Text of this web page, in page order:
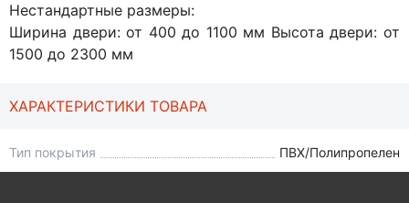
Нестандартные размеры:
Ширина двери: от 400 до 1100 мм Высота двери: от
1500 до 2300 мм
ХАРАКТЕРИСТИКИ ТОВАРА
Тип покрытия ПВХ/Полипропелен